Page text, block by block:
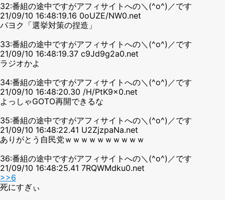
32:番組の途中ですがアフィサイトへの＼(^o^)／です
21/09/10 16:48:19.16 0oUZE/NW0.net
パヨク「選挙対策の捏造」
33:番組の途中ですがアフィサイトへの＼(^o^)／です
21/09/10 16:48:19.37 c9Jd9g2a0.net
ラジオかよ
34:番組の途中ですがアフィサイトへの＼(^o^)／です
21/09/10 16:48:20.30 /H/PtK9x0.net
よっしゃGOTO再開できるな
35:番組の途中ですがアフィサイトへの＼(^o^)／です
21/09/10 16:48:22.41 U2ZjzpaNa.net
ありがとう自民党ｗｗｗｗｗｗｗｗｗｗ
36:番組の途中ですがアフィサイトへの＼(^o^)／です
21/09/10 16:48:25.41 7RQWMdku0.net
>>6
死にすぎぃ